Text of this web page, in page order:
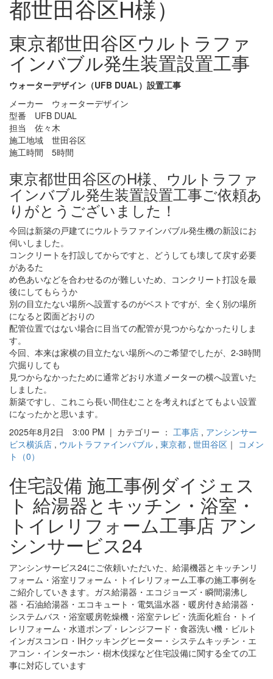
都世田谷区H様）
東京都世田谷区ウルトラファ
インバブル発生装置設置工事
ウォーターデザイン（UFB DUAL）設置工事
メーカー ウォーターデザイン
型番 UFB DUAL
担当 佐々木
施工地域 世田谷区
施工時間 5時間
東京都世田谷区のH様、ウルトラファ
インバブル発生装置設置工事ご依頼あ
りがとうございました！
今回は新築の戸建てにウルトラファインバブル発生機の新設にお
伺いしました。
コンクリートを打設してからですと、どうしても壊して戻す必要
があるた
め色あいなどを合わせるのが難しいため、コンクリート打設を最
後にしてもらうか
別の目立たない場所へ設置するのがベストですが、全く別の場所
になると図面どおりの
配管位置ではない場合に目当ての配管が見つからなかったりしま
す。
今回、本来は家横の目立たない場所へのご希望でしたが、2-3時間
穴掘りしても
見つからなかったために通常どおり水道メーターの横へ設置いた
しました。
新築ですし、これこら長い間住むことを考えればとてもよい設置
になったかと思います。
2025年8月2日 3:00 PM | カテゴリー ： 工事店 , アンシンサー
ビス横浜店 , ウルトラファインバブル , 東京都 , 世田谷区 ｜ コメン
ト（0）
住宅設備 施工事例ダイジェス
ト 給湯器とキッチン・浴室・
トイレリフォーム工事店 アン
シンサービス24
アンシンサービス24にご依頼いただいた、給湯機器とキッチンリ
フォーム・浴室リフォーム・トイレリフォーム工事の施工事例を
ご紹介していきます。ガス給湯器・エコジョーズ・瞬間湯沸し
器・石油給湯器・エコキュート・電気温水器・暖房付き給湯器・
システムバス・浴室暖房乾燥機・浴室テレビ・洗面化粧台・トイ
レリフォーム・水道ポンプ・レンジフード・食器洗い機・ビルト
インガスコンロ・IHクッキングヒーター・システムキッチン・エ
アコン・インターホン・樹木伐採など住宅設備に関する全ての工
事に対応しています